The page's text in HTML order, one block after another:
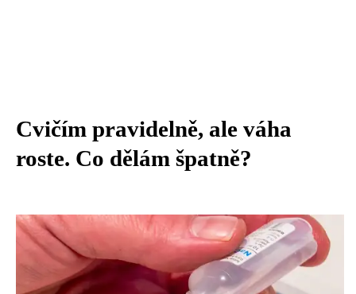
Cvičím pravidelně, ale váha
roste. Co dělám špatně?